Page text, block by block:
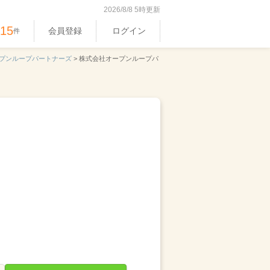
2026/8/8 5時更新
件 会員登録 ログイン
ンループパートナーズ > 株式会社オープンループパ